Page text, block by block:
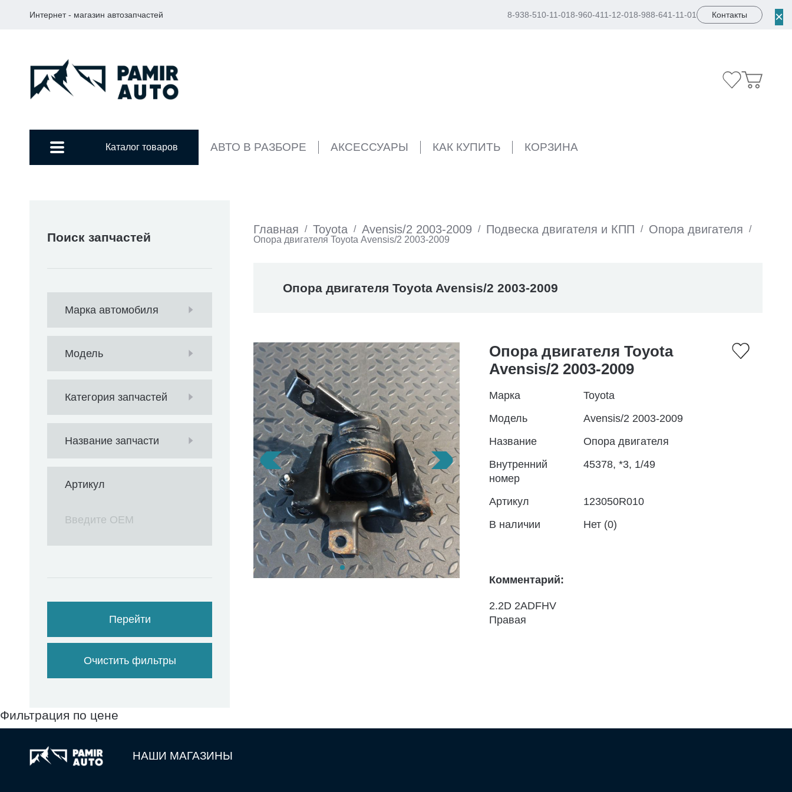
Интернет - магазин автозапчастей 8-938-510-11-018-960-411-12-018-988-641-11-01 Контакты
Каталог товаров АВТО В РАЗБОРЕ АКСЕССУАРЫ КАК КУПИТЬ КОРЗИНА
×
Поиск запчастей
Марка автомобиля
Модель
Категория запчастей
Название запчасти
Артикул
Перейти
Очистить фильтры
Главная / Toyota / Avensis/2 2003-2009 / Подвеска двигателя и КПП / Опора двигателя
/
Опора двигателя Toyota Avensis/2 2003-2009
Опора двигателя Toyota Avensis/2 2003-2009
Опора двигателя Toyota
Avensis/2 2003-2009
Марка
Toyota
Модель
Avensis/2 2003-2009
Название
Опора двигателя
Внутренний
номер
45378, *3, 1/49
Артикул
123050R010
В наличии
Нет (0)
Комментарий:
2.2D 2ADFHV
Правая
Фильтрация по цене
НАШИ МАГАЗИНЫ